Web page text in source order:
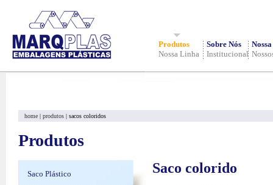
Produtos
Nossa Linha
Sobre Nós
Institucional
home | produtos | sacos coloridos
Produtos
Saco Plástico Saco colorido